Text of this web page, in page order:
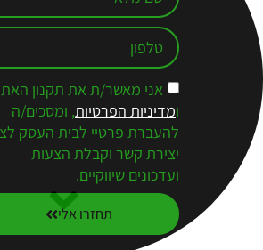
אני מאשר/ת את תקנון
ומדיניות הפרטיות, ומסכים/ה
להעברת פרטיי לבית העסק
יצירת קשר וקבלת הצעות
ועדכונים שיווקיים.
תחזרו אלי